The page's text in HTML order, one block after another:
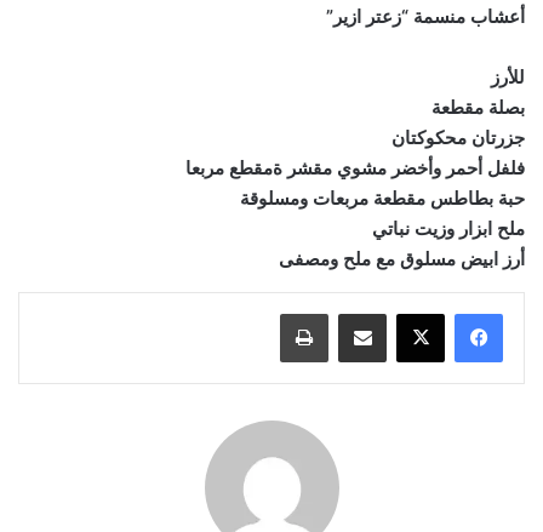
أعشاب منسمة “زعتر ازير”
للأرز
بصلة مقطعة
جزرتان محكوكتان
فلفل أحمر وأخضر مشوي مقشر ةمقطع مربعا
حبة بطاطس مقطعة مربعات ومسلوقة
ملح ابزار وزيت نباتي
أرز ابيض مسلوق مع ملح ومصفى
مشاركة عبر البريد طباعة